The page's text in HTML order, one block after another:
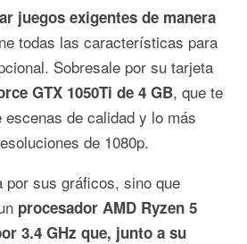
juegos exigentes de manera
todas las características para
Sobresale por su tarjeta
GTX 1050Ti de 4 GB, que te
de calidad y lo más
de 1080p.
por sus gráficos, sino que
procesador AMD Ryzen 5
3.4 GHz que, junto a su